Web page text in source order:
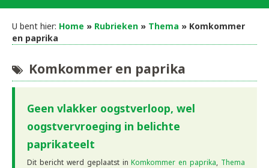
U bent hier: Home » Rubrieken » Thema » Komkommer
en paprika
Komkommer en paprika
Geen vlakker oogstverloop, wel
oogstvervroeging in belichte
paprikateelt
Dit bericht werd geplaatst inKomkommer en paprika, Thema